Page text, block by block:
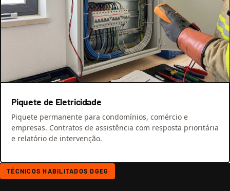
Piquete de Eletricidade
Piquete permanente para condomínios, comércio e
empresas. Contratos de assistência com resposta prioritária
e relatório de intervenção.
TÉCNICOS HABILITADOS DGEG